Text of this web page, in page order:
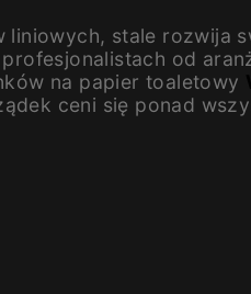
liniowych, stale
od
na papier toaletowy
ceni się ponad